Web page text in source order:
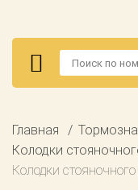
запросу
техобслуживание
Регистрация
Главная
Колодки
Колодки